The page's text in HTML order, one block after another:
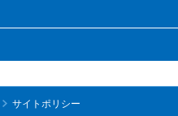
サイトポリシー